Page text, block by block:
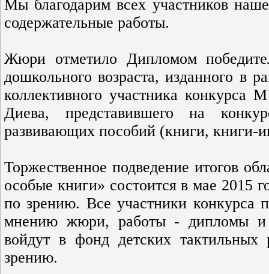
Мы благодарим всех участников
содержательные работы.
Жюри отметило Дипломом
дошкольного возраста, изданного в
коллективного участника
Диева, представившего на
развивающих пособий (книги, книги-
Торжественное подведение итогов
особые книги» состоится в мае 2015
по зрению. Все участники конкурса
мнению жюри, работы - дипломы и
войдут в фонд детских тактильных
зрению.